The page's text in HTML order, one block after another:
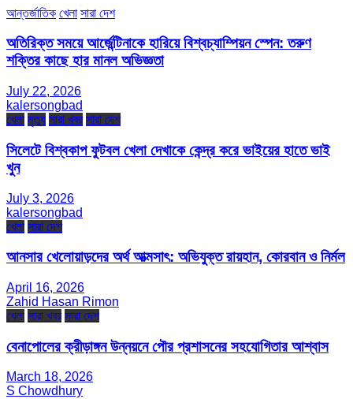
আন্তর্জাতিক খেলা সারা দেশ
অতিরিক্ত সময়ে আর্জেন্টিনাকে হারিয়ে বিশ্বচ্যাম্পিয়ন স্পেন: তরুণ
শক্তির কাছে হার মানল অভিজ্ঞতা
July 22, 2026
kalersongbad
খেলা মৃত্যু সারা খবর সারা দেশ
সিলেটে বিশ্বকাপ ফুটবল খেলা দেখাকে কেন্দ্র করে ভাইয়ের হাতে ভাই
খুন
July 3, 2026
kalersongbad
খেলা সারা দেশ
আনসার খেলোয়াড়দের অর্থ আত্মসাৎ: অভিযুক্ত রায়হান, কোরবান ও নির্মল
April 16, 2026
Zahid Hasan Rimon
খেলা সারা খবর সারা দেশ
বেনাপোলের ক্রীড়াঙ্গন উন্নয়নে পৌর প্রশাসনের সহযোগিতার আশ্বাস
March 18, 2026
S Chowdhury